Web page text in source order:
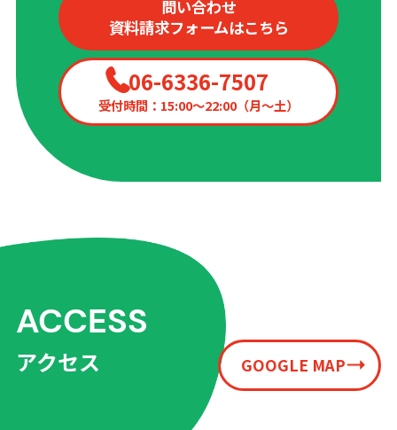
問い合わせ
資料請求フォームはこちら
06-6336-7507
受付時間：15:00〜22:00（月〜土）
ACCESS
アクセス GOOGLE MAP